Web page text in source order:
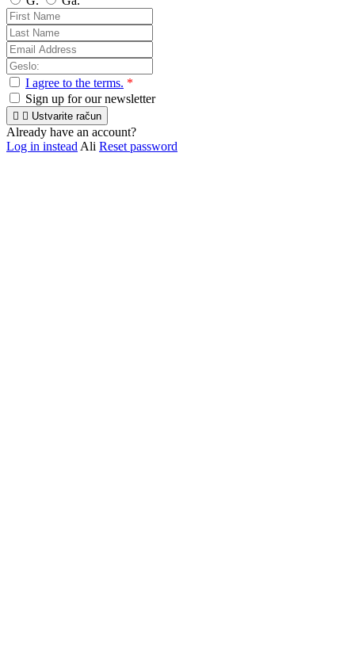
I agree to the terms. *
Sign up for our newsletter
  Ustvarite račun
Already have an account?
Log in instead Ali Reset password